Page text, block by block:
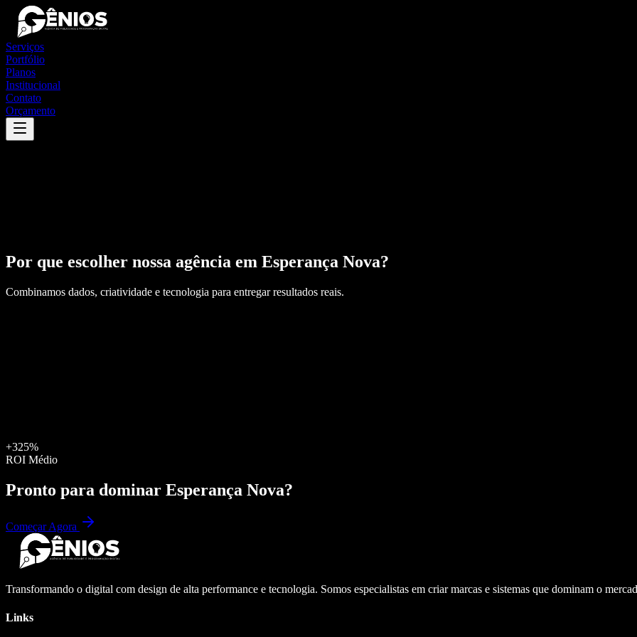
Serviços
Portfólio
Planos
Institucional
Contato
Orçamento
Por que escolher nossa agência em Esperança Nova?
Combinamos dados, criatividade e tecnologia para entregar resultados reais.
+325%
ROI Médio
Pronto para dominar Esperança Nova?
Começar Agora
Transformando o digital com design de alta performance e tecnologia. Somos especialistas em criar marcas e sistemas que dominam o
Links